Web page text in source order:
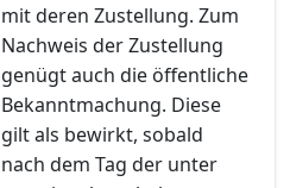
mit deren Zustellung. Zum
Nachweis der Zustellung
genügt auch die öffentliche
Bekanntmachung. Diese
gilt als bewirkt, sobald
nach dem Tag der unter